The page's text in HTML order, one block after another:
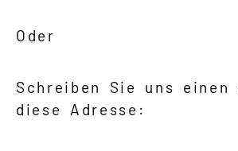
Oder
Schreiben Sie uns einen
diese Adresse: